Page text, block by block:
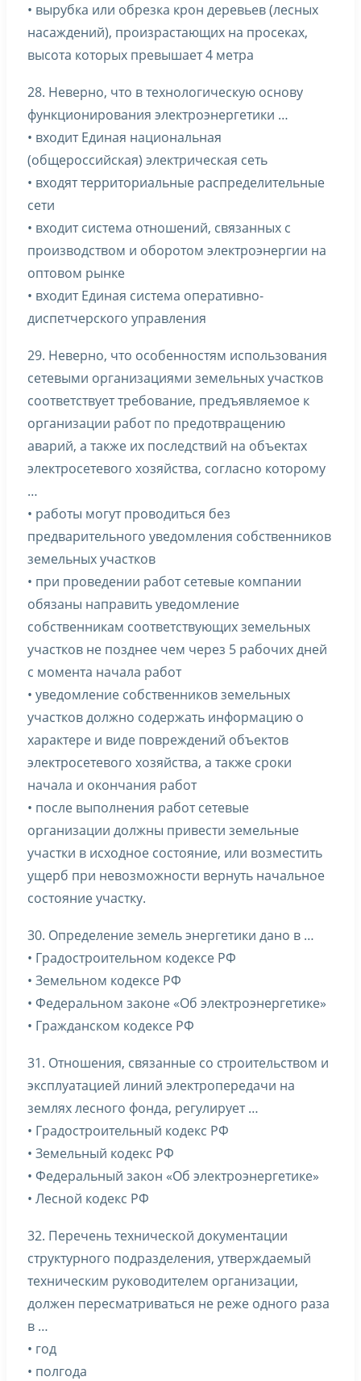
• вырубка или обрезка крон деревьев (лесных
насаждений), произрастающих на просеках,
высота которых превышает 4 метра
28. Неверно, что в технологическую основу
функционирования электроэнергетики …
• входит Единая национальная
(общероссийская) электрическая сеть
• входят территориальные распределительные
сети
• входит система отношений, связанных с
производством и оборотом электроэнергии на
оптовом рынке
• входит Единая система оперативно-
диспетчерского управления
29. Неверно, что особенностям использования
сетевыми организациями земельных участков
соответствует требование, предъявляемое к
организации работ по предотвращению
аварий, а также их последствий на объектах
электросетевого хозяйства, согласно которому
…
• работы могут проводиться без
предварительного уведомления собственников
земельных участков
• при проведении работ сетевые компании
обязаны направить уведомление
собственникам соответствующих земельных
участков не позднее чем через 5 рабочих дней
с момента начала работ
• уведомление собственников земельных
участков должно содержать информацию о
характере и виде повреждений объектов
электросетевого хозяйства, а также сроки
начала и окончания работ
• после выполнения работ сетевые
организации должны привести земельные
участки в исходное состояние, или возместить
ущерб при невозможности вернуть начальное
состояние участку.
30. Определение земель энергетики дано в …
• Градостроительном кодексе РФ
• Земельном кодексе РФ
• Федеральном законе «Об электроэнергетике»
• Гражданском кодексе РФ
31. Отношения, связанные со строительством и
эксплуатацией линий электропередачи на
землях лесного фонда, регулирует …
• Градостроительный кодекс РФ
• Земельный кодекс РФ
• Федеральный закон «Об электроэнергетике»
• Лесной кодекс РФ
32. Перечень технической документации
структурного подразделения, утверждаемый
техническим руководителем организации,
должен пересматриваться не реже одного раза
в …
• год
• полгода